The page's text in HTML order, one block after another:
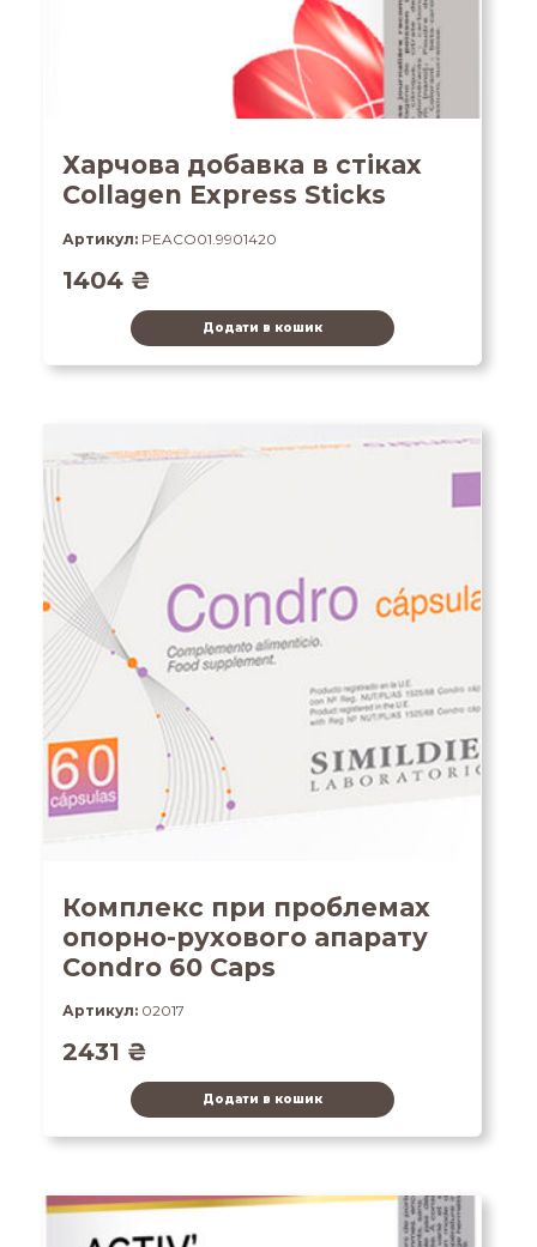
Харчова добавка в стіках
Collagen Express Sticks
Артикул: PEACO01.9901420
1404 ₴
Додати в кошик
Комплекс при проблемах
опорно-рухового апарату
Condro 60 Caps
Артикул: 02017
2431 ₴
Додати в кошик